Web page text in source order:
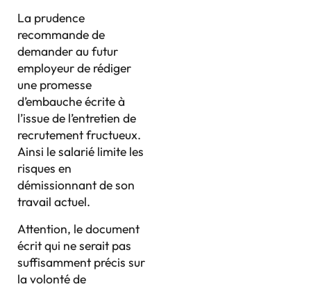
La prudence
recommande de
demander au futur
employeur de rédiger
une promesse
d’embauche écrite à
l’issue de l’entretien de
recrutement fructueux.
Ainsi le salarié limite les
risques en
démissionnant de son
travail actuel.
Attention, le document
écrit qui ne serait pas
suffisamment précis sur
la volonté de